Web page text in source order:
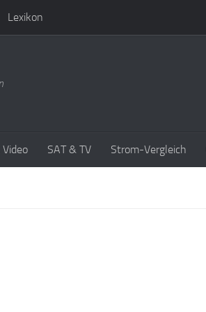
Lexikon
SAT & TV Strom-Vergleich